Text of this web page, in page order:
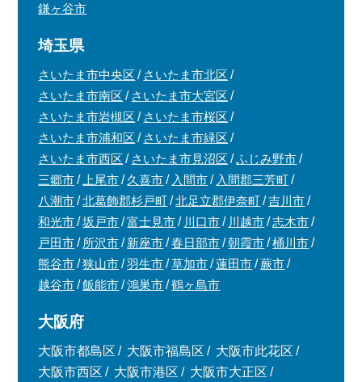
鎌ヶ谷市
埼玉県
さいたま市中央区
さいたま市北区
さいたま市南区
さいたま市大宮区
さいたま市岩槻区
さいたま市桜区
さいたま市浦和区
さいたま市緑区
さいたま市西区
さいたま市見沼区
ふじみ野市
三郷市
上尾市 久喜市 入間市
入間郡三芳町
八潮市
北葛飾郡杉戸町 北足立郡伊奈町
吉川市
和光市
坂戸市 富士見市 川口市 川越市
志木市
戸田市
所沢市 新座市 春日部市 朝霞市
桶川市
熊谷市
狭山市 羽生市 草加市 蓮田市
蕨市
越谷市
飯能市 鴻巣市 鶴ヶ島市
大阪府
大阪市都島区 大阪市福島区
大阪市此花区
大阪市西区
大阪市港区
大阪市大正区